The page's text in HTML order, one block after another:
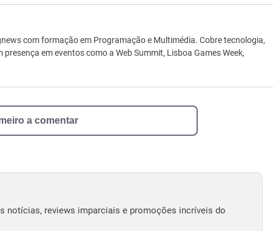
procurocom formação em Programação e Multimédia. Cobre tecnologia,
em eventos como a Web Summit, Lisboa Games Week,
a comentar
notícias, reviews imparciais e promoções incríveis do